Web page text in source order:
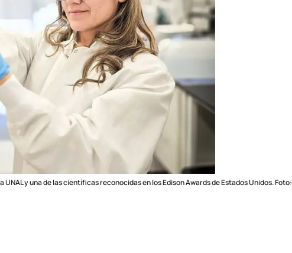
y una de las científicas reconocidas en los Edison Awards de Estados Unidos. Foto: